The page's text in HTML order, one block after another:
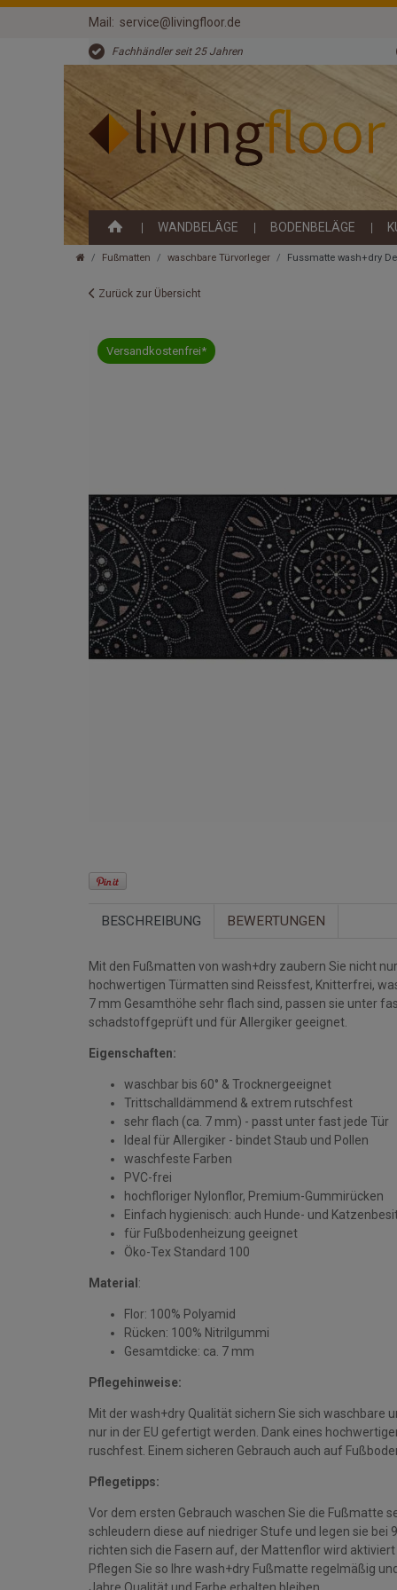
Mail: service@livingfloor.de
Fachhändler seit 25 Jahren
WANDBELÄGE BODENBELÄGE
Fußmatten waschbare Türvorleger Fussmatte wash+dry
Zurück zur Übersicht
Versandkostenfrei*
BESCHREIBUNG BEWERTUNGEN
Mit den Fußmatten von wash+dry zaubern Sie nicht
hochwertigen Türmatten sind Reissfest, Knitterfrei,
7 mm Gesamthöhe sehr flach sind, passen sie unter
schadstoffgeprüft und für Allergiker geeignet.
Eigenschaften:
waschbar bis 60° & Trocknergeeignet
Trittschalldämmend & extrem rutschfest
sehr flach (ca. 7 mm) - passt unter fast jede Tür
Ideal für Allergiker - bindet Staub und Pollen
waschfeste Farben
PVC-frei
hochfloriger Nylonflor, Premium-Gummirücken
Einfach hygienisch: auch Hunde- und
für Fußbodenheizung geeignet
Öko-Tex Standard 100
Material :
Flor: 100% Polyamid
Rücken: 100% Nitrilgummi
Gesamtdicke: ca. 7 mm
Pflegehinweise:
Mit der wash+dry Qualität sichern Sie sich waschbare
nur in der EU gefertigt werden. Dank eines
ruschfest. Einem sicheren Gebrauch auch auf
Pflegetipps:
Vor dem ersten Gebrauch waschen Sie die Fußmatte
schleudern diese auf niedriger Stufe und legen sie bei
richten sich die Fasern auf, der Mattenflor wird
Pflegen Sie so Ihre wash+dry Fußmatte regelmäßig